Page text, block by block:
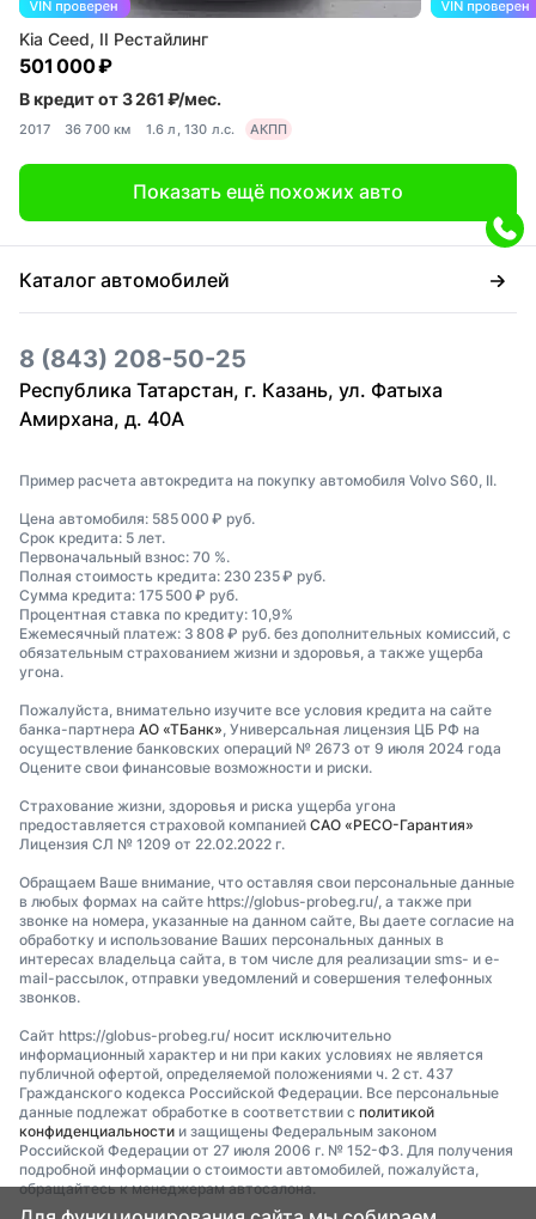
Kia Ceed, II Рестайлинг
501 000 ₽
В кредит от 3 261 ₽/мес.
2017 36 700 км 1.6 л, 130 л.с. АКПП
Показать ещё похожих авто
Каталог автомобилей
8 (843) 208-50-25
Республика Татарстан, г. Казань, ул. Фатыха
Амирхана, д. 40А
Пример расчета автокредита на покупку автомобиля Volvo S60, II.
Цена автомобиля: 585 000 ₽ руб.
Срок кредита: 5 лет.
Первоначальный взнос: 70 %.
Полная стоимость кредита: 230 235 ₽ руб.
Сумма кредита: 175 500 ₽ руб.
Процентная ставка по кредиту: 10,9%
Ежемесячный платеж: 3 808 ₽ руб. без дополнительных комиссий, с
обязательным страхованием жизни и здоровья, а также ущерба
угона.
Пожалуйста, внимательно изучите все условия кредита на сайте
банка-партнера АО «ТБанк», Универсальная лицензия ЦБ РФ на
осуществление банковских операций № 2673 от 9 июля 2024 года
Оцените свои финансовые возможности и риски.
Страхование жизни, здоровья и риска ущерба угона
предоставляется страховой компанией САО «РЕСО-Гарантия»
Лицензия СЛ № 1209 от 22.02.2022 г.
Обращаем Ваше внимание, что оставляя свои персональные данные
в любых формах на сайте https://globus-probeg.ru/, а также при
звонке на номера, указанные на данном сайте, Вы даете согласие на
обработку и использование Ваших персональных данных в
интересах владельца сайта, в том числе для реализации sms- и e-
mail-рассылок, отправки уведомлений и совершения телефонных
звонков.
Сайт https://globus-probeg.ru/ носит исключительно
информационный характер и ни при каких условиях не является
публичной офертой, определяемой положениями ч. 2 ст. 437
Гражданского кодекса Российской Федерации. Все персональные
данные подлежат обработке в соответствии с политикой
конфиденциальности и защищены Федеральным законом
Российской Федерации от 27 июля 2006 г. № 152-ФЗ. Для получения
подробной информации о стоимости автомобилей, пожалуйста,
обращайтесь к менеджерам автосалона.